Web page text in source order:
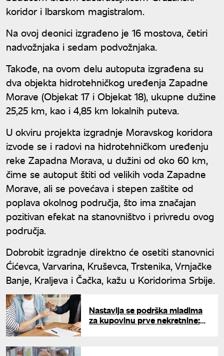
koridor i Ibarskom magistralom.
Na ovoj deonici izgrađeno je 16 mostova, četiri
nadvožnjaka i sedam podvožnjaka.
Takođe, na ovom delu autoputa izgrađena su
dva objekta hidrotehničkog uređenja Zapadne
Morave (Objekat 17 i Objekat 18), ukupne dužine
25,25 km, kao i 4,85 km lokalnih puteva.
U okviru projekta izgradnje Moravskog koridora
izvode se i radovi na hidrotehničkom uređenju
reke Zapadna Morava, u dužini od oko 60 km,
čime se autoput štiti od velikih voda Zapadne
Morave, ali se povećava i stepen zaštite od
poplava okolnog područja, što ima značajan
pozitivan efekat na stanovništvo i privredu ovog
područja.
Dobrobit izgradnje direktno će osetiti stanovnici
Ćićevca, Varvarina, Kruševca, Trstenika, Vrnjačke
Banje, Kraljeva i Čačka, kažu u Koridorima Srbije.
Nastavlja se podrška mladima
za kupovinu prve nekretnine: